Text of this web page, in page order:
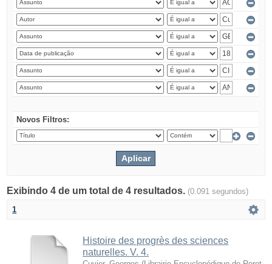
Novos Filtros:
Exibindo 4 de um total de 4 resultados. (0.091 segundos)
1
Histoire des progrès des sciences
naturelles. V. 4.